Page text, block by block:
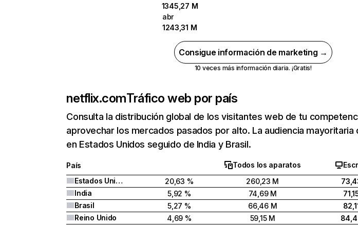
1345,27 M
abr
1243,31 M
Consigue información de marketing →
10 veces más información diaria. ¡Gratis!
netflix.comTráfico web por país
Consulta la distribución global de los visitantes web de tu
aprovechar los mercados pasados por alto. La audiencia
en Estados Unidos seguido de India y Brasil.
País Todos los aparatos
Estados Unidos
20,63 % 260,23 M
India
5,92 % 74,69 M
Brasil
5,27 % 66,46 M
Reino Unido
4,69 % 59,15 M